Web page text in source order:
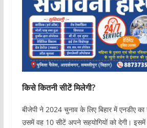
किसे कितनी सीटें मिलेगी?
बीजेपी ने 2024 चुनाव के लिए बिहार में एनडीए का
उसमें वह 10 सीटें अपने सहयोगियों को देगी। इसमें